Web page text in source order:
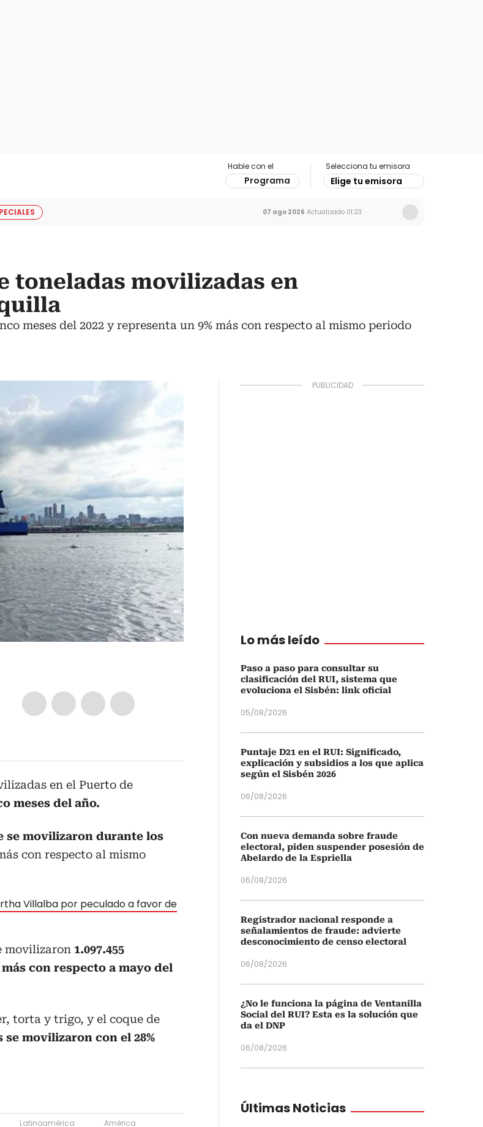
Hable con el
Programa
Selecciona tu emisora
Elige tu emisora
07 ago 2026 Actualizado 01:23
toneladas movilizadas en
meses del 2022 y representa un 9% más con respecto al mismo periodo
en el Puerto de
meses del año.
se movilizaron durante los
con respecto al mismo
Villalba por peculado a favor de
movilizaron 1.097.455
con respecto a mayo del
torta y trigo, y el coque de
movilizaron con el 28%
Latinoamérica
América
Lo más leído
Paso a paso para consultar su
clasificación del RUI, sistema que
evoluciona el Sisbén: link oficial
05/08/2026
Puntaje D21 en el RUI: Significado,
explicación y subsidios a los que aplica
según el Sisbén 2026
06/08/2026
Con nueva demanda sobre fraude
electoral, piden suspender posesión de
Abelardo de la Espriella
06/08/2026
Registrador nacional responde a
señalamientos de fraude: advierte
desconocimiento de censo electoral
06/08/2026
¿No le funciona la página de Ventanilla
Social del RUI? Esta es la solución que
da el DNP
06/08/2026
Últimas Noticias